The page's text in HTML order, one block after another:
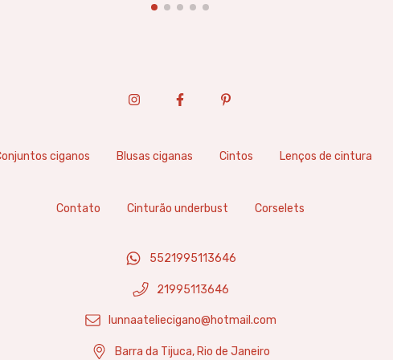
ciganos Blusas ciganas Cintos Lenços de cintura
Contato Cinturão underbust Corselets
5521995113646
21995113646
lunnaateliecigano@hotmail.com
Barra da Tijuca, Rio de Janeiro